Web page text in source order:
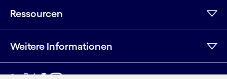
Ressourcen
Weitere Informationen